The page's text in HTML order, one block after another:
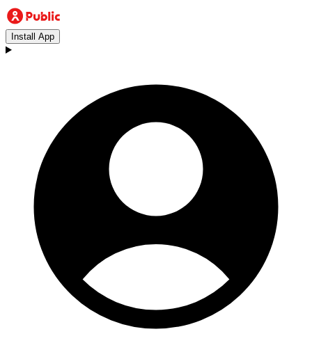
Install App